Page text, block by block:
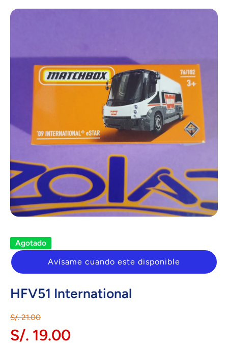
Ir directamente a la información del producto
Agotado
Avísame cuando este disponible
HFV51 International
S/. 21.00
S/. 19.00